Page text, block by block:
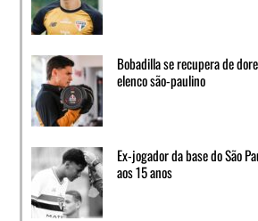
Bobadilla se recupera de
elenco são-paulino
Ex-jogador da base do São
aos 15 anos